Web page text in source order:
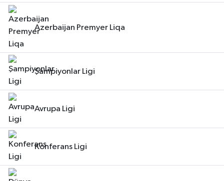
Azerbaijan Premyer Liqa
Şampiyonlar Ligi
Avrupa Ligi
Konferans Ligi